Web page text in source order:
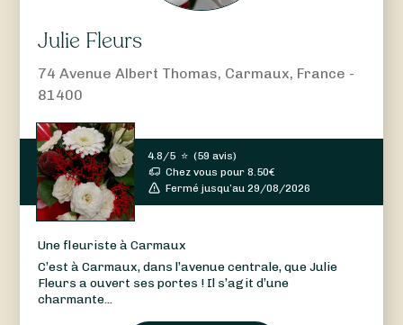
Julie Fleurs
74 Avenue Albert Thomas, Carmaux, France -
81400
4.8/5 ⭐ (59 avis)
Chez vous pour8.50€
Fermé jusqu’au 29/08/2026
Une fleuriste à Carmaux
C’est à Carmaux, dans l’avenue centrale, que Julie
Fleurs a ouvert ses portes ! Il s’agit d’une
charmante...